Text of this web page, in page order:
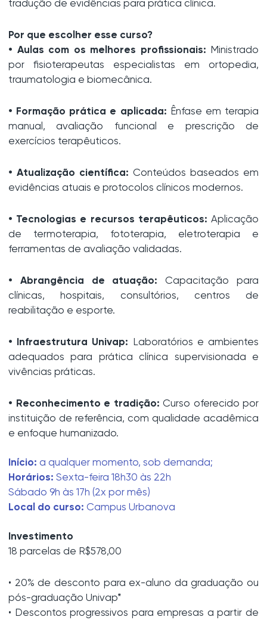
tradução de evidências para prática clínica.
Por que escolher esse curso?
• Aulas com os melhores profissionais: Ministrado
por fisioterapeutas especialistas em ortopedia,
traumatologia e biomecânica.
• Formação prática e aplicada: Ênfase em terapia
manual, avaliação funcional e prescrição de
exercícios terapêuticos.
• Atualização científica: Conteúdos baseados em
evidências atuais e protocolos clínicos modernos.
• Tecnologias e recursos terapêuticos: Aplicação
de termoterapia, fototerapia, eletroterapia e
ferramentas de avaliação validadas.
• Abrangência de atuação: Capacitação para
clínicas, hospitais, consultórios, centros de
reabilitação e esporte.
• Infraestrutura Univap: Laboratórios e ambientes
adequados para prática clínica supervisionada e
vivências práticas.
• Reconhecimento e tradição: Curso oferecido por
instituição de referência, com qualidade acadêmica
e enfoque humanizado.
Início: a qualquer momento, sob demanda;
Horários: Sexta-feira 18h30 às 22h
Sábado 9h às 17h (2x por mês)
Local do curso: Campus Urbanova
Investimento
18 parcelas de R$578,00
• 20% de desconto para ex-aluno da graduação ou
pós-graduação Univap*
• Descontos progressivos para empresas a partir de